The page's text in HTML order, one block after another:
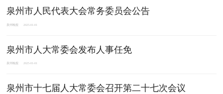
泉州市人民代表大会常务委员会公告
泉州晚报 2025-01-01
泉州市人大常委会发布人事任免
泉州晚报 2025-01-01
泉州市十七届人大常委会召开第二十七次会议